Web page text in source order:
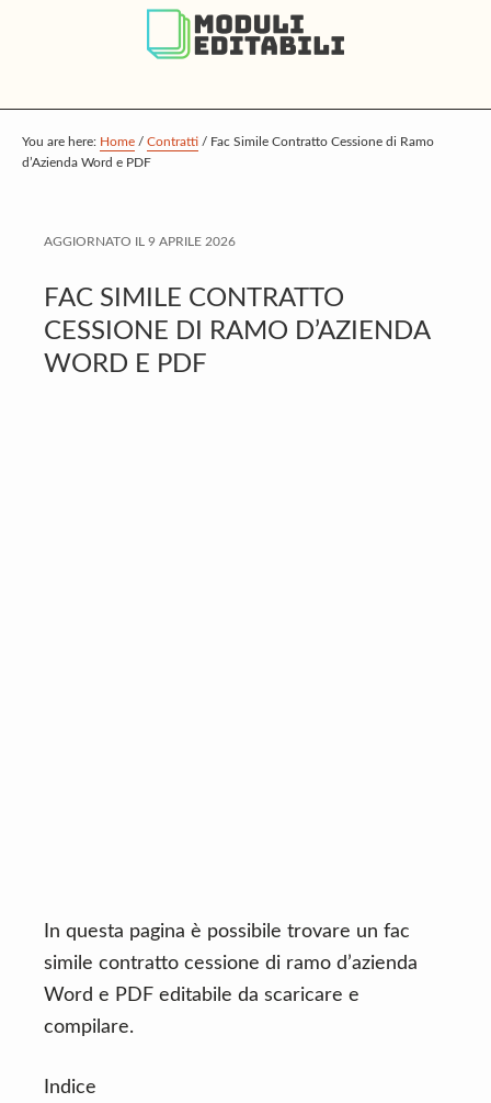
p
t
a
n
c
o
p
t
r
m
a
r
p
t
o
t
e
r
You are here: Home / Contratti / Fac Simile Contratto Cessione di Ramo
d’Azienda Word e PDF
AGGIORNATO IL 9 APRILE 2026
FAC SIMILE CONTRATTO
CESSIONE DI RAMO D’AZIENDA
WORD E PDF
In questa pagina è possibile trovare un fac
simile contratto cessione di ramo d’azienda
Word e PDF editabile da scaricare e
compilare.
Indice